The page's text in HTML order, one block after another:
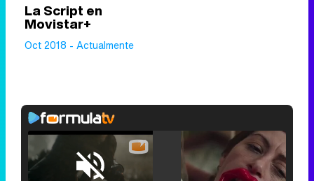
La Script en
Movistar+
Oct 2018 - Actualmente